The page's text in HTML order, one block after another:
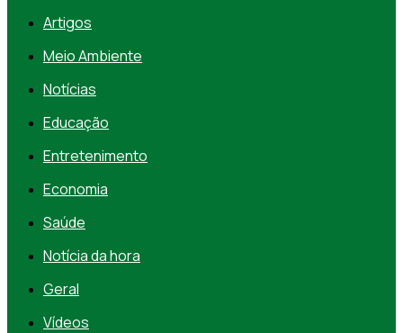
Artigos
Meio Ambiente
Notícias
Educação
Entretenimento
Economia
Saúde
Notícia da hora
Geral
Vídeos